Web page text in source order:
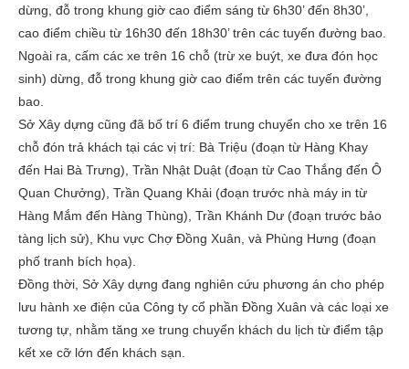
dừng, đỗ trong khung giờ cao điểm sáng từ 6h30’ đến 8h30’,
cao điểm chiều từ 16h30 đến 18h30’ trên các tuyến đường bao.
Ngoài ra, cấm các xe trên 16 chỗ (trừ xe buýt, xe đưa đón học
sinh) dừng, đỗ trong khung giờ cao điểm trên các tuyến đường
bao.
Sở Xây dựng cũng đã bố trí 6 điểm trung chuyển cho xe trên 16
chỗ đón trả khách tại các vị trí: Bà Triệu (đoạn từ Hàng Khay
đến Hai Bà Trưng), Trần Nhật Duật (đoạn từ Cao Thắng đến Ô
Quan Chưởng), Trần Quang Khải (đoạn trước nhà máy in từ
Hàng Mắm đến Hàng Thùng), Trần Khánh Dư (đoạn trước bảo
tàng lịch sử), Khu vực Chợ Đồng Xuân, và Phùng Hưng (đoạn
phố tranh bích họa).
Đồng thời, Sở Xây dựng đang nghiên cứu phương án cho phép
lưu hành xe điện của Công ty cổ phần Đồng Xuân và các loại xe
tương tự, nhằm tăng xe trung chuyển khách du lịch từ điểm tập
kết xe cỡ lớn đến khách sạn.